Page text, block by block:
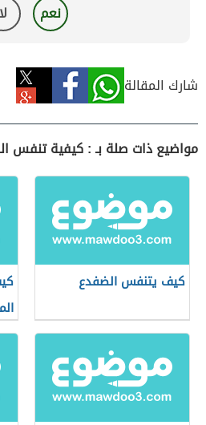
نعم
شارك المقالة
مواضيع ذات صلة بـ : كيفية تنفس
كيف يتنفس الضفدع